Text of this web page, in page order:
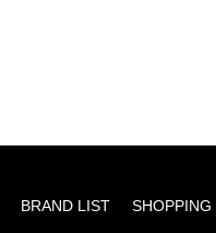
BRAND LIST SHOPPING